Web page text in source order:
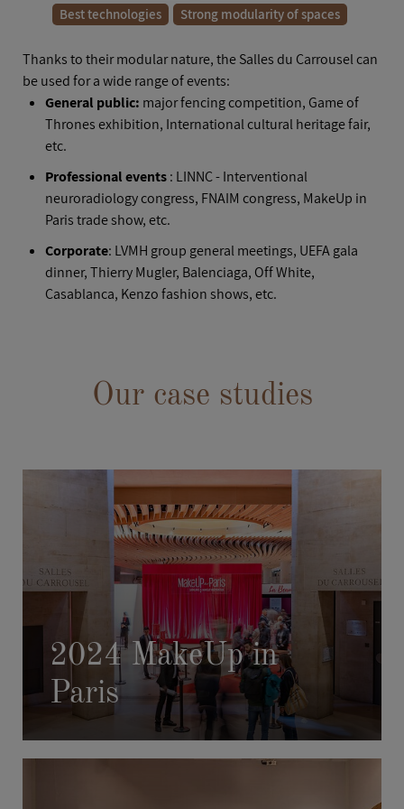
Best technologies
Strong modularity of spaces
AFTER HOURS
Thanks to their modular nature, the Salles du Carrousel can
be used for a wide range of events:
General public: major fencing competition, Game of
Thrones exhibition, International cultural heritage fair,
etc.
Professional events: LINNC - Interventional
neuroradiology congress, FNAIM congress, MakeUp in
Paris trade show, etc.
Corporate: LVMH group general meetings, UEFA gala
dinner, Thierry Mugler, Balenciaga, Off White,
Casablanca, Kenzo fashion shows, etc.
Our case studies
2024 MakeUp in
Paris